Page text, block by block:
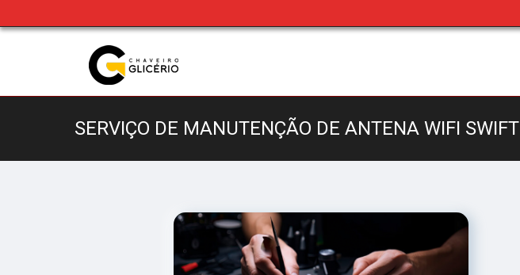
SERVIÇO DE MANUTENÇÃO DE ANTENA WIFI SWIFT